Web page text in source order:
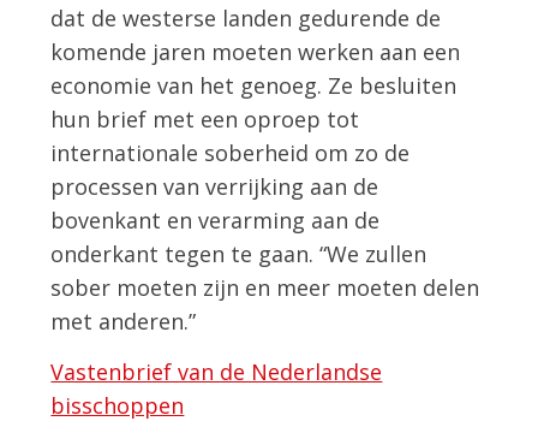
dat de westerse landen gedurende de
komende jaren moeten werken aan een
economie van het genoeg. Ze besluiten
hun brief met een oproep tot
internationale soberheid om zo de
processen van verrijking aan de
bovenkant en verarming aan de
onderkant tegen te gaan. “We zullen
sober moeten zijn en meer moeten delen
met anderen.”
Vastenbrief van de Nederlandse
bisschoppen